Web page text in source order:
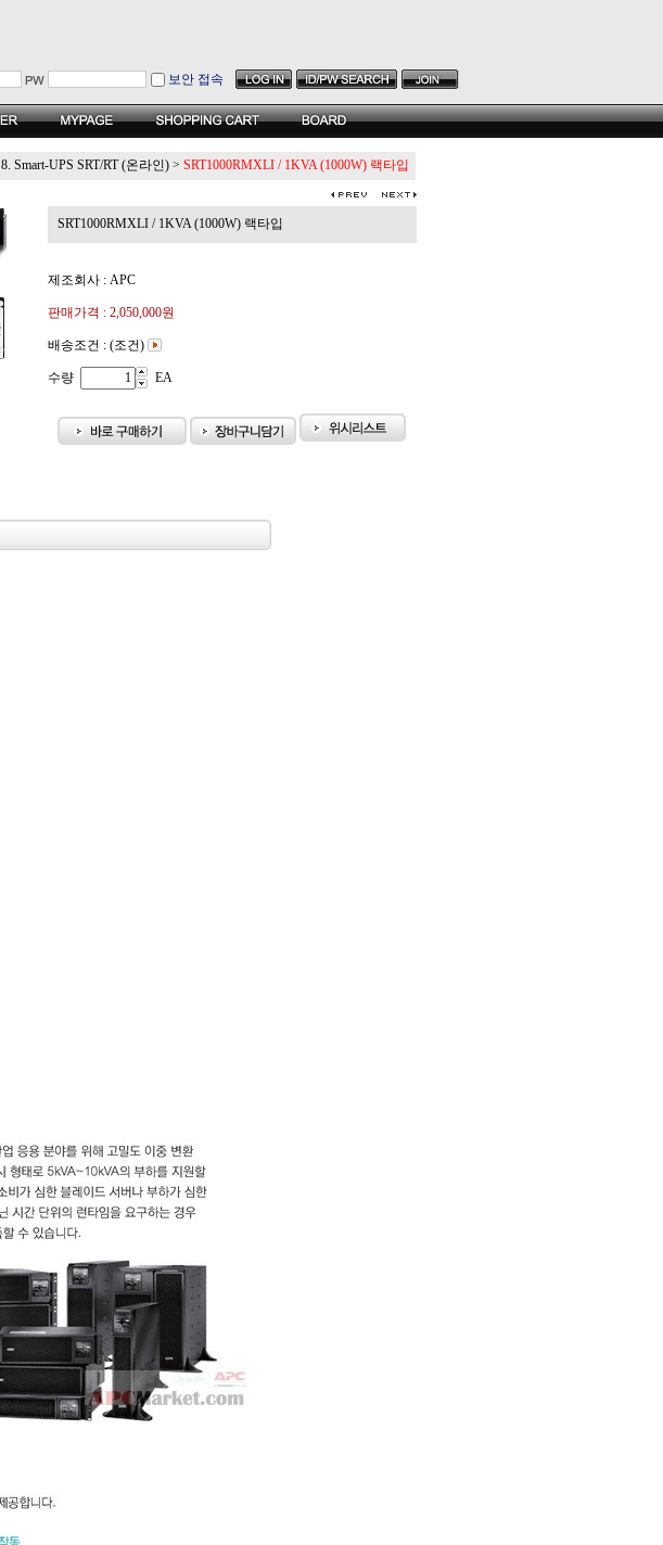
보안 접속
8. Smart-UPS SRT/RT (온라인) > SRT1000RMXLI / 1KVA (1000W) 랙타입
SRT1000RMXLI / 1KVA (1000W) 랙타입
제조회사 : APC
판매가격 : 2,050,000원
배송조건 : (조건)
수량 EA